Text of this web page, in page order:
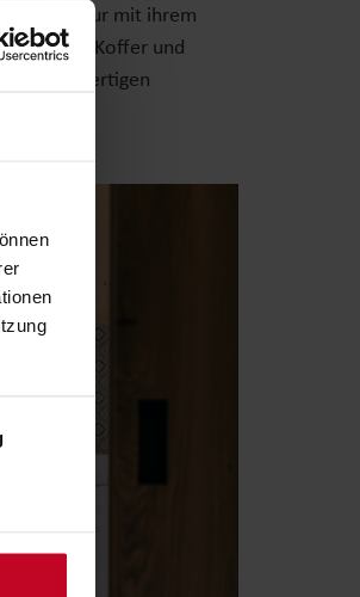
, die nicht nur mit ihrem
für große Koffer und
hochwertigen